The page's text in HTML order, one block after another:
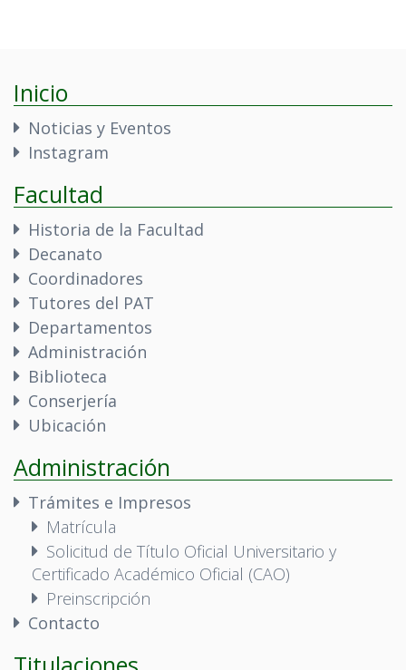
Inicio
Noticias y Eventos
Instagram
Facultad
Historia de la Facultad
Decanato
Coordinadores
Tutores del PAT
Departamentos
Administración
Biblioteca
Conserjería
Ubicación
Administración
Trámites e Impresos
Matrícula
Solicitud de Título Oficial Universitario y
Certificado Académico Oficial (CAO)
Preinscripción
Contacto